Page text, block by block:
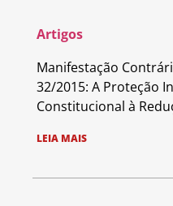
Artigos
Manifestação
32/2015: A Proteção
Constitucional à
LEIA MAIS